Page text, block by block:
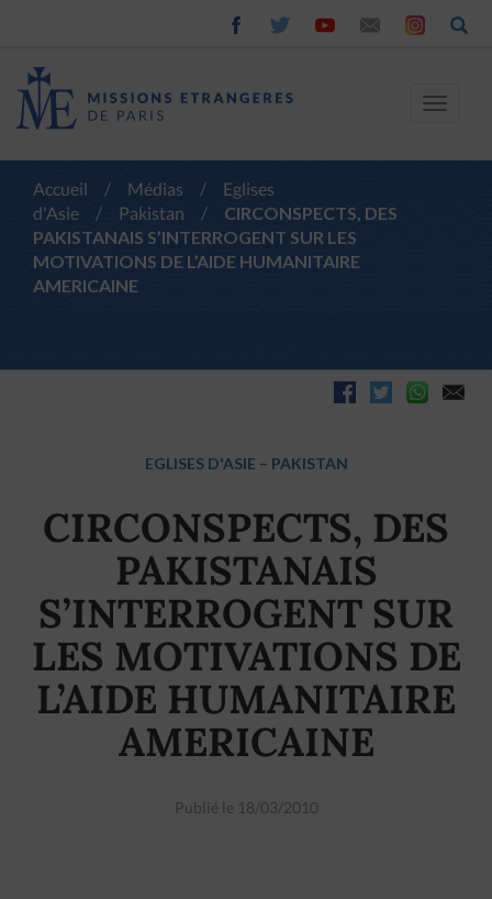
Toggle
Accueil / Médias /
Eglises
d'Asie
/ Pakistan /
CIRCONSPECTS, DES
PAKISTANAIS S’INTERROGENT SUR LES
MOTIVATIONS DE L’AIDE HUMANITAIRE
AMERICAINE
EGLISES D'ASIE – PAKISTAN
CIRCONSPECTS, DES
PAKISTANAIS
S’INTERROGENT SUR
LES MOTIVATIONS DE
L’AIDE HUMANITAIRE
AMERICAINE
Publié le 18/03/2010